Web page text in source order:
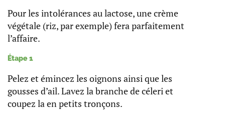
Pour les intolérances au lactose, une crème
végétale (riz, par exemple) fera parfaitement
l’affaire.
Étape 1
Pelez et émincez les oignons ainsi que les
gousses d’ail. Lavez la branche de céleri et
coupez la en petits tronçons.